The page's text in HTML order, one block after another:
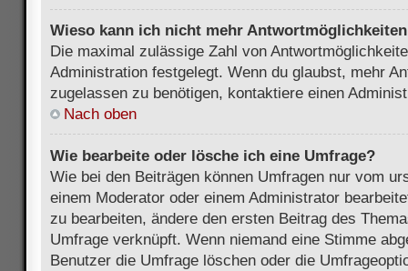
Wieso kann ich nicht mehr
Die maximal zulässige Zahl von
Administration festgelegt. Wenn du glaubst, mehr
zugelassen zu benötigen, kontaktiere einen
Nach oben
Wie bearbeite oder lösche ich eine Umfrage?
Wie bei den Beiträgen können Umfragen nur vom
einem Moderator oder einem Administrator
zu bearbeiten, ändere den ersten Beitrag des
Umfrage verknüpft. Wenn niemand eine Stimme
Benutzer die Umfrage löschen oder die